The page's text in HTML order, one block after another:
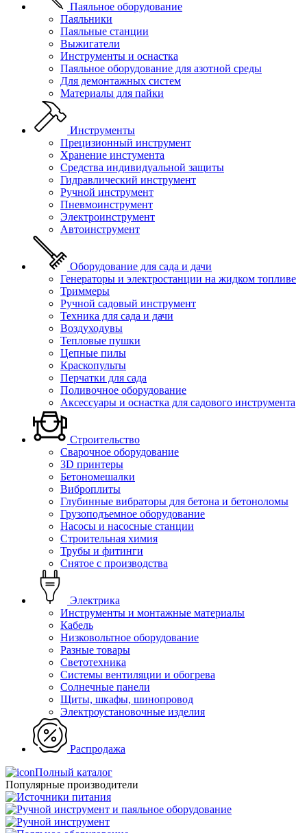
Паяльное оборудование
Паяльники
Паяльные станции
Выжигатели
Инструменты и оснастка
Паяльное оборудование для азотной среды
Для демонтажных систем
Материалы для пайки
Инструменты
Прецизионный инструмент
Хранение инстумента
Средства индивидуальной защиты
Гидравлический инструмент
Ручной инструмент
Пневмоинструмент
Электроинструмент
Автоинструмент
Оборудование для сада и дачи
Генераторы и электростанции на жидком топливе
Триммеры
Ручной садовый инструмент
Техника для сада и дачи
Воздуходувы
Тепловые пушки
Цепные пилы
Краскопульты
Перчатки для сада
Поливочное оборудование
Аксессуары и оснастка для садового инструмента
Строительство
Сварочное оборудование
3D принтеры
Бетономешалки
Виброплиты
Глубинные вибраторы для бетона и бетоноломы
Грузоподъемное оборудование
Насосы и насосные станции
Строительная химия
Трубы и фитинги
Снятое с производства
Электрика
Инструменты и монтажные материалы
Кабель
Низковольтное оборудование
Разные товары
Светотехника
Системы вентиляции и обогрева
Солнечные панели
Щиты, шкафы, шинопровод
Электроустановочные изделия
Распродажа
Полный каталог
Популярные производители